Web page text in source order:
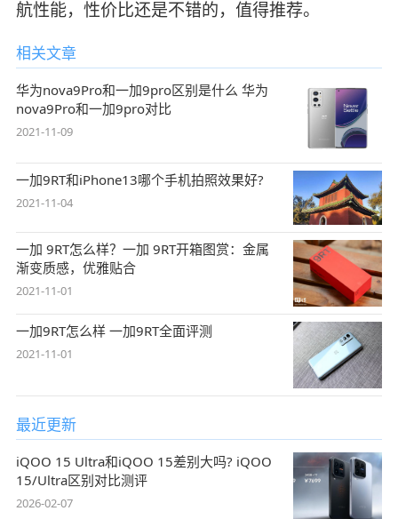
航性能，性价比还是不错的，值得推荐。
相关文章
华为nova9Pro和一加9pro区别是什么 华为
nova9Pro和一加9pro对比
2021-11-09
一加9RT和iPhone13哪个手机拍照效果好?
2021-11-04
一加 9RT怎么样？一加 9RT开箱图赏：金属
渐变质感，优雅贴合
2021-11-01
一加9RT怎么样 一加9RT全面评测
2021-11-01
最近更新
iQOO 15 Ultra和iQOO 15差别大吗? iQOO
15/Ultra区别对比测评
2026-02-07